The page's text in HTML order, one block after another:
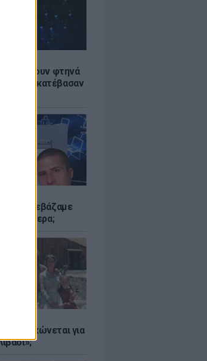
βγάζουν φτηνά
κατέβασαν
που κατεβάζαμε
σήμερα;
τσακώνεται για